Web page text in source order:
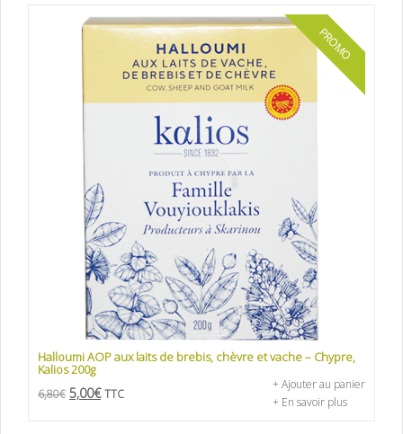
PROMO
Halloumi AOP aux laits de brebis, chèvre et vache – Chypre,
Kalios 200g
6,80€ 5,00€ TTC
+ Ajouter au panier
+ En savoir plus